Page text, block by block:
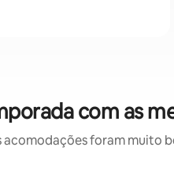
com as
acomodações foram muito